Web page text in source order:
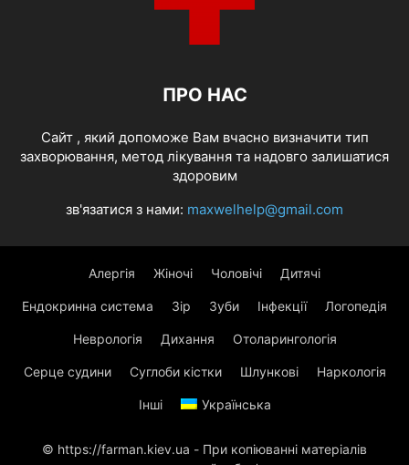
ПРО НАС
Cайт , який допоможе Вам вчасно визначити тип
захворювання, метод лікування та надовго залишатися
здоровим
зв'язатися з нами: maxwelhelp@gmail.com
Алергія Жіночі Чоловічі Дитячі
Ендокринна система Зір Зуби Інфекції Логопедія
Неврологія Дихання Отоларингологія
Серце судини Суглоби кістки Шлункові Наркологія
Інші Українська
© https://farman.kiev.ua - При копіюванні матеріалів